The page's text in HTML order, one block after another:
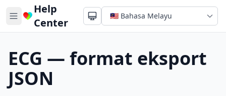
Help
Center
ECG — format eksport
JSON